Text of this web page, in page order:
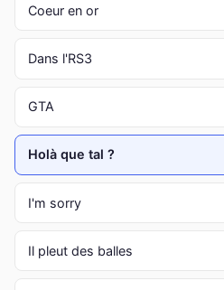
Coeur en or
Dans l'RS3
GTA
Holà que tal ?
I'm sorry
Il pleut des balles